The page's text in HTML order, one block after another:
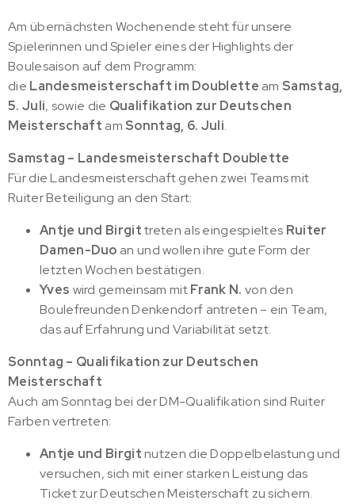
Am übernächsten Wochenende steht für unsere
Spielerinnen und Spieler eines der Highlights der
Boulesaison auf dem Programm:
die Landesmeisterschaft im Doublette am Samstag,
5. Juli, sowie die Qualifikation zur Deutschen
Meisterschaft am Sonntag, 6. Juli.
Samstag – Landesmeisterschaft Doublette
Für die Landesmeisterschaft gehen zwei Teams mit
Ruiter Beteiligung an den Start:
Antje und Birgittreten als eingespieltes Ruiter
Damen-Duo an und wollen ihre gute Form der
letzten Wochen bestätigen.
Yves wird gemeinsam mitFrank N. von den
Boulefreunden Denkendorf antreten – ein Team,
das auf Erfahrung und Variabilität setzt.
Sonntag – Qualifikation zur Deutschen
Meisterschaft
Auch am Sonntag bei der DM-Qualifikation sind Ruiter
Farben vertreten:
Antje und Birgitnutzen die Doppelbelastung und
versuchen, sich mit einer starken Leistung das
Ticket zur Deutschen Meisterschaft zu sichern.